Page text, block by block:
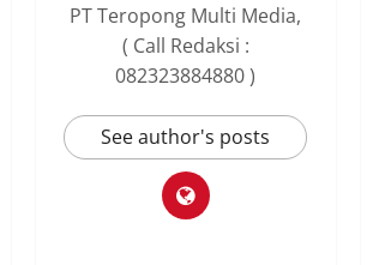
PT Teropong Multi Media,
( Call Redaksi :
082323884880 )
See author's posts